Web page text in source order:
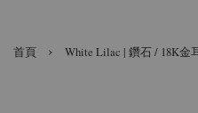
首頁 › White Lilac | 鑽石 / 18K金